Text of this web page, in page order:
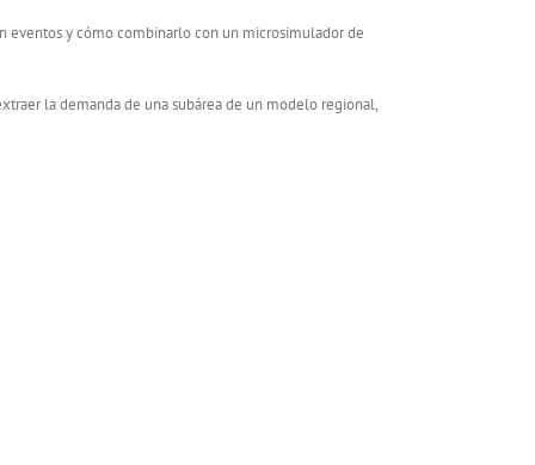
eventos y cómo combinarlo con un microsimulador de
la demanda de una subárea de un modelo regional,